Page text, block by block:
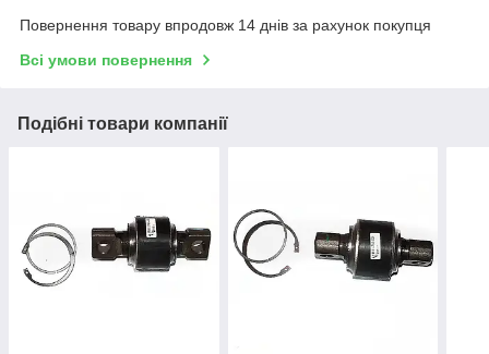
Повернення товару впродовж 14 днів за рахунок покупця
Всі умови повернення
Подібні товари компанії